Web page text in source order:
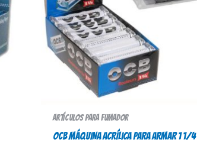
Artículos para fumador
OCB MÁQUINA ACRÍLICA PARA ARMAR 1 1/4